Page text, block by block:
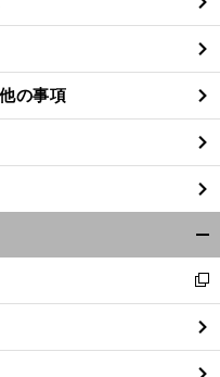
る
の事項
閉
る
新
し
い
ウ